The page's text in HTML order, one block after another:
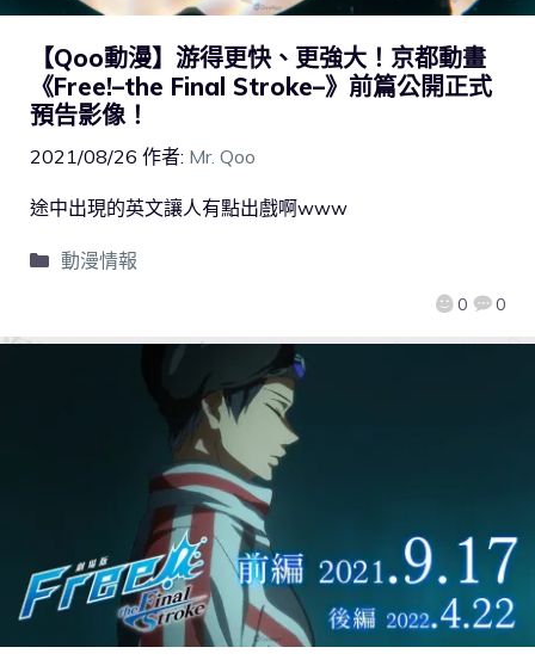
【Qoo動漫】游得更快、更強大！京都動畫
《Free!–the Final Stroke–》前篇公開正式
預告影像！
2021/08/26 作者: Mr. Qoo
0 0
途中出現的英文讓人有點出戲啊www
動漫情報